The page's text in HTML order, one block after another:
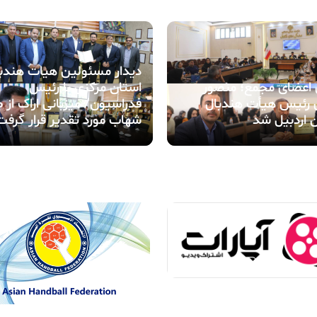
اعضای مجمع؛ منصور
رئیس هیأت هندبال
اردبیل شد
دیدار مسئولین هیات
استان مرکزی با رئیس
فدراسیون/ میزبانی اراک
شهاب مورد تقدیر قرار